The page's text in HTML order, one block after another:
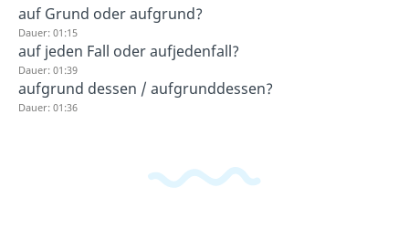
auf Grund oder aufgrund?
Dauer: 01:15
auf jeden Fall oder aufjedenfall?
Dauer: 01:39
aufgrund dessen / aufgrunddessen?
Dauer: 01:36